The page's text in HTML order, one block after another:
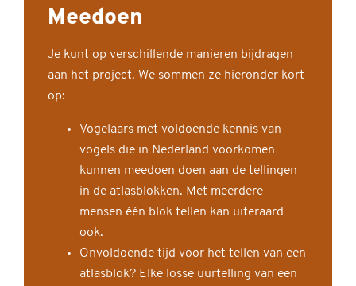
Meedoen
Je kunt op verschillende manieren bijdragen
aan het project. We sommen ze hieronder kort
op:
Vogelaars met voldoende kennis van
vogels die in Nederland voorkomen
kunnen meedoen doen aan de tellingen
in de atlasblokken. Met meerdere
mensen één blok tellen kan uiteraard
ook.
Onvoldoende tijd voor het tellen van een
atlasblok? Elke losse uurtelling van een